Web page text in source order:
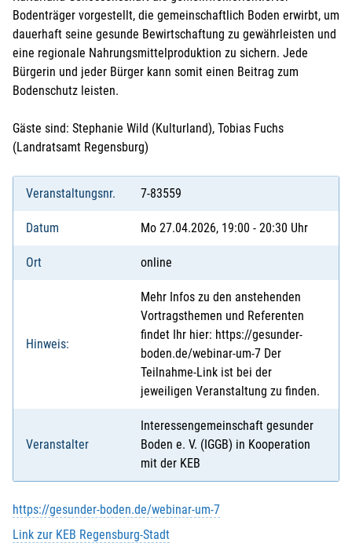
Bodenträger vorgestellt, die gemeinschaftlich Boden erwirbt, um
dauerhaft seine gesunde Bewirtschaftung zu gewährleisten und
eine regionale Nahrungsmittelproduktion zu sichern. Jede
Bürgerin und jeder Bürger kann somit einen Beitrag zum
Bodenschutz leisten.
Gäste sind: Stephanie Wild (Kulturland), Tobias Fuchs
(Landratsamt Regensburg)
Veranstaltungsnr. 7-83559
Datum Mo 27.04.2026, 19:00 - 20:30 Uhr
Ort online
Hinweis:
Mehr Infos zu den anstehenden
Vortragsthemen und Referenten
findet Ihr hier: https://gesunder-
boden.de/webinar-um-7 Der
Teilnahme-Link ist bei der
jeweiligen Veranstaltung zu finden.
Veranstalter
Interessengemeinschaft gesunder
Boden e. V. (IGGB) in Kooperation
mit der KEB
https://gesunder-boden.de/webinar-um-7
Link zur KEB Regensburg-Stadt